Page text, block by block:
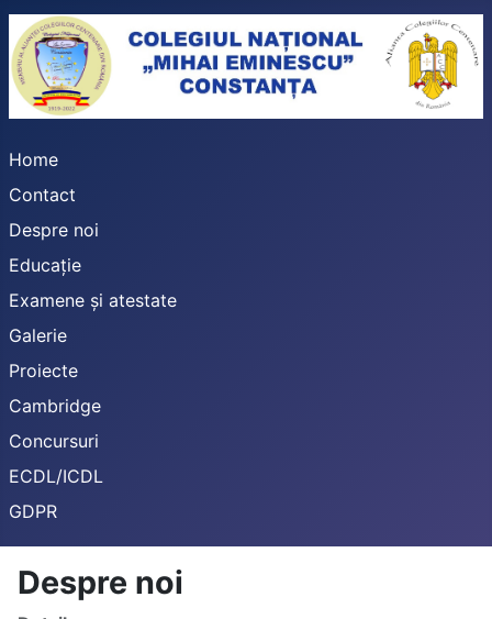
Home
Contact
Despre noi
Educație
Examene și atestate
Galerie
Proiecte
Cambridge
Concursuri
ECDL/ICDL
GDPR
Despre noi